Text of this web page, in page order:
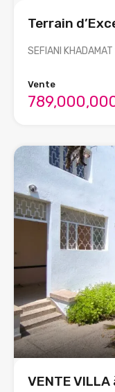
Terrain
SEFIANI
Vente
VENTE